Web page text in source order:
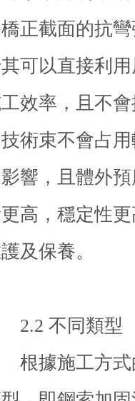
正截面的抗
可以直接利
效率，且不
術束不會占
響，且體外
高，穩定性
及保養。
不同類型
據施工方式